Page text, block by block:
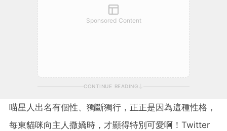
Sponsored Content
CONTINUE READING
喵星人出名有個性、獨斷獨行，正正是因為這種性格，
每東貓咪向主人撒嬌時，才顯得特別可愛啊！Twitter